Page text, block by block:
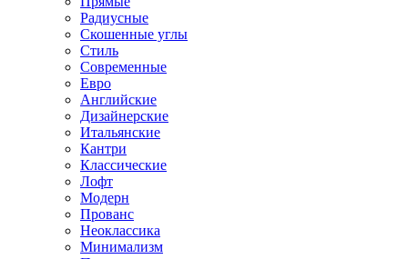
Радиусные
Скошенные углы
Стиль
Современные
Евро
Английские
Дизайнерские
Итальянские
Кантри
Классические
Лофт
Модерн
Прованс
Неоклассика
Минимализм